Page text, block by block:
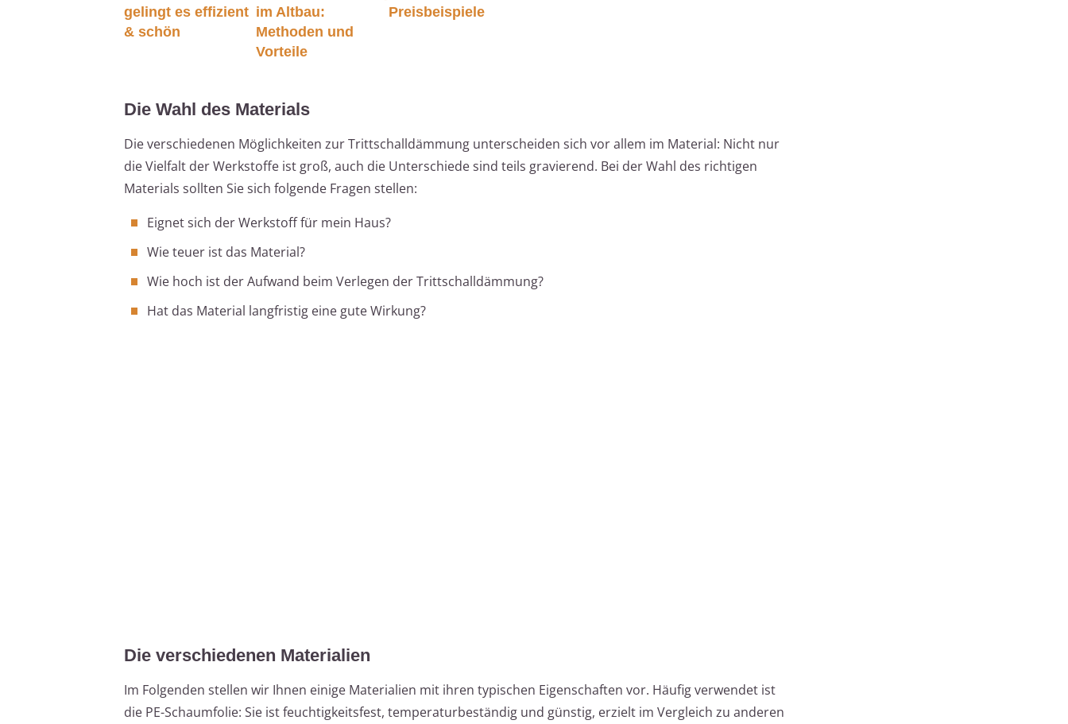
gelingt es effizient
& schön
im Altbau:
Methoden und
Vorteile
Preisbeispiele
Die Wahl des Materials
Die verschiedenen Möglichkeiten zur Trittschalldämmung unterscheiden sich vor allem im Material: Nicht nur
die Vielfalt der Werkstoffe ist groß, auch die Unterschiede sind teils gravierend. Bei der Wahl des richtigen
Materials sollten Sie sich folgende Fragen stellen:
Eignet sich der Werkstoff für mein Haus?
Wie teuer ist das Material?
Wie hoch ist der Aufwand beim Verlegen der Trittschalldämmung?
Hat das Material langfristig eine gute Wirkung?
Die verschiedenen Materialien
Im Folgenden stellen wir Ihnen einige Materialien mit ihren typischen Eigenschaften vor. Häufig verwendet ist
die PE-Schaumfolie: Sie ist feuchtigkeitsfest, temperaturbeständig und günstig, erzielt im Vergleich zu anderen